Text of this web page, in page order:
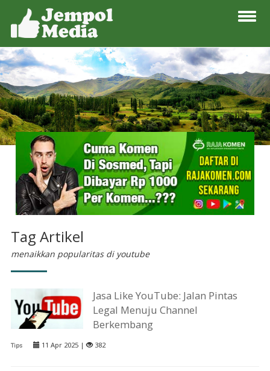
Tag Artikel
menaikkan popularitas di youtube
Jasa Like YouTube: Jalan Pintas
Legal Menuju Channel
Berkembang
Tips 11 Apr 2025 | 382